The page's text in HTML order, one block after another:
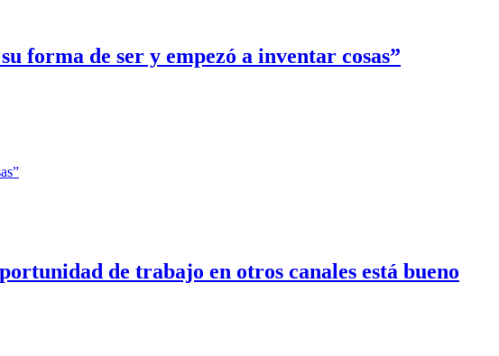
forma de ser y empezó a inventar cosas”
de trabajo en otros canales está bueno